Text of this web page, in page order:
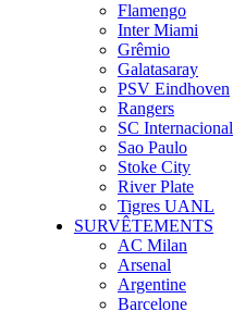
Flamengo
Inter Miami
Grêmio
Galatasaray
PSV Eindhoven
Rangers
SC Internacional
Sao Paulo
Stoke City
River Plate
Tigres UANL
SURVÊTEMENTS
AC Milan
Arsenal
Argentine
Barcelone